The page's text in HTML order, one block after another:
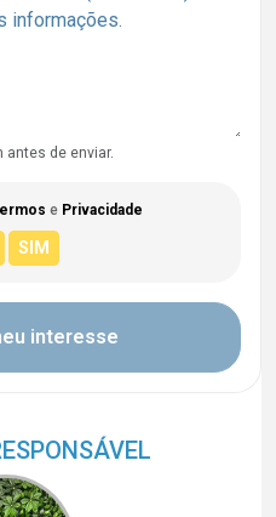
de enviar.
e Privacidade
interesse